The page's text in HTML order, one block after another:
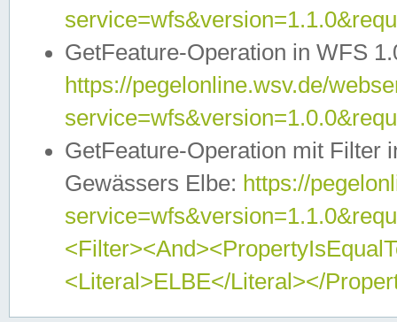
GetFeature-Operation in WFS
https://pegelonline.wsv.de/
GetFeature-Operation mit Filter
Gewässers Elbe: https://
<Literal>ELBE</Literal></